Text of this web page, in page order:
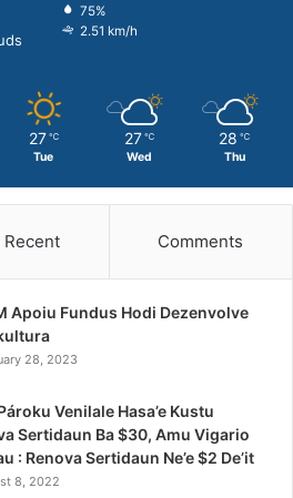
75%
2.51 km/h
27 ℃
Tue
27 ℃
Wed
28 ℃
Thu
Recent Comments
Apoiu Fundus Hodi Dezenvolve
28, 2023
Venilale Hasa’e Kustu
Sertidaun Ba $30, Amu Vigario
: Renova Sertidaun Ne’e $2 De’it
8, 2022